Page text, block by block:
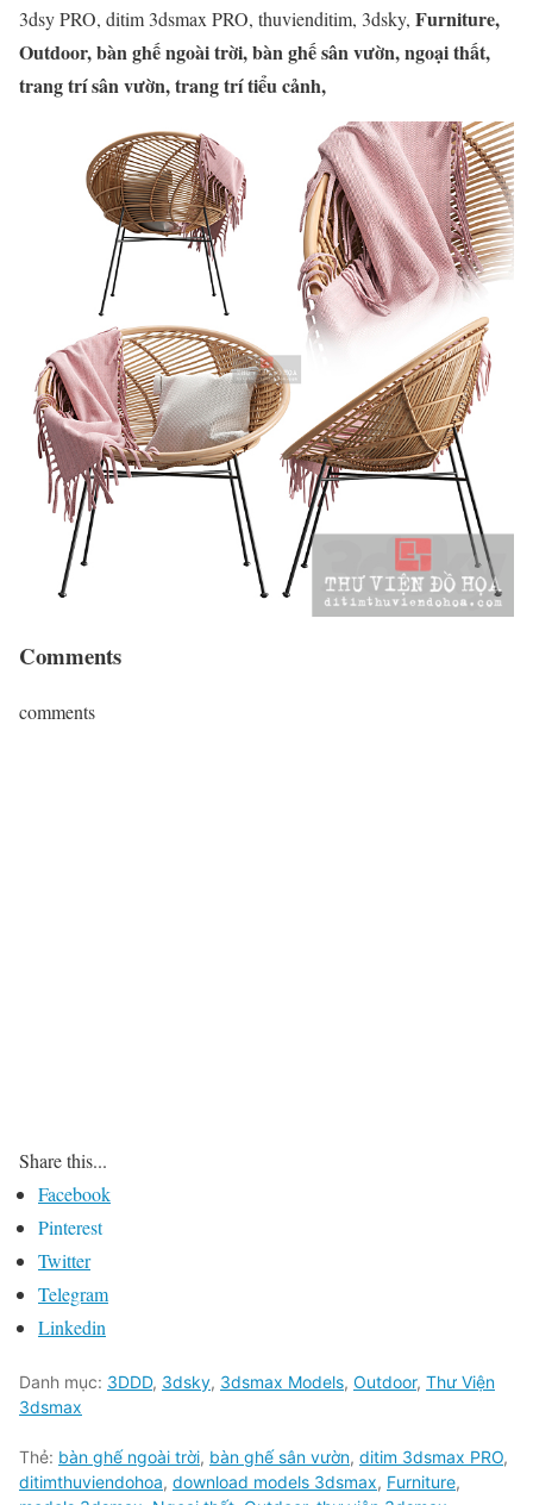
3dsy PRO, ditim 3dsmax PRO, thuvienditim, 3dsky, Furniture,
Outdoor, bàn ghế ngoài trời, bàn ghế sân vườn, ngoại thất,
trang trí sân vườn, trang trí tiểu cảnh,
Comments
comments
Share this...
Facebook
Pinterest
Twitter
Telegram
Linkedin
Danh mục: 3DDD, 3dsky, 3dsmax Models, Outdoor, Thư Viện
3dsmax
Thẻ: bàn ghế ngoài trời, bàn ghế sân vườn, ditim 3dsmax PRO,
ditimthuviendohoa, download models 3dsmax, Furniture,